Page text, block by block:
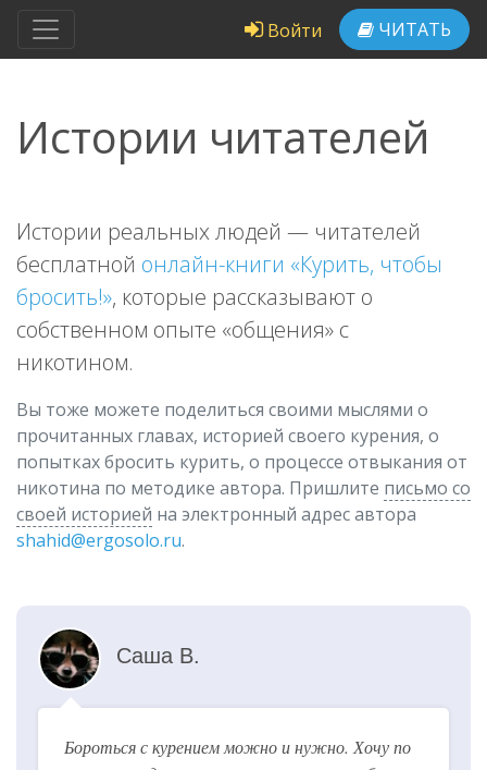
Войти ЧИТАТЬ
Истории читателей
Истории реальных людей — читателей
бесплатной онлайн-книги «Курить, чтобы
бросить!», которые рассказывают о
собственном опыте «общения» с
никотином.
Вы тоже можете поделиться своими мыслями о
прочитанных главах, историей своего курения, о
попытках бросить курить, о процессе отвыкания от
никотина по методике автора. Пришлите письмо со
своей историей на электронный адрес автора
shahid@ergosolo.ru.
Саша В.
Бороться с курением можно и нужно. Хочу по